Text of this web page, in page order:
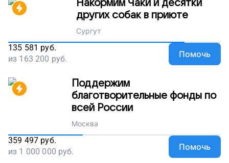
Накормим Чаки и десятки
других собак в приюте
Сургут
135 581 руб.
из 163 200 руб. Помочь
Поддержим
благотворительные фонды по
всей России
Москва
359 497 руб.
из 1 000 000 руб. Помочь